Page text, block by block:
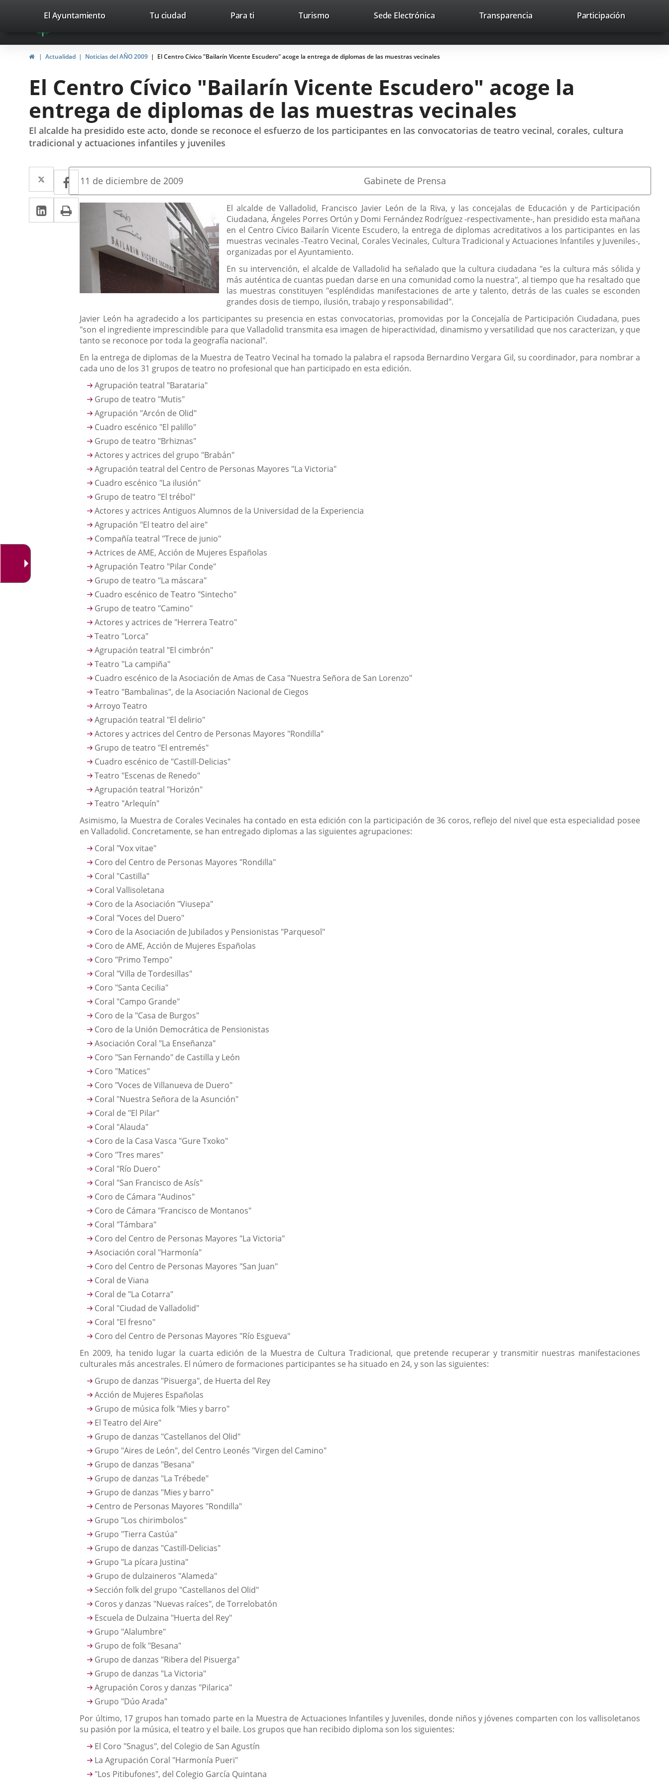
Portal
Web
del
Valladolid
avaTop Trabaja con nosotros Contacto avaHeaderSocial
Link
external
Link
external
Link
external
Search
valladolid.es
El Ayuntamiento Tu ciudad Para ti TurismoThis
open
in
up
Sede ElectrónicaLink
application.
Transparencia Participación
HomeActualidad Noticias del AÑO 2009 El Centro Cívico "Bailarín Vicente Escudero" acoge la entrega de diplomas de las muestras vecinales
El Centro Cívico "Bailarín Vicente Escudero" acoge la
entrega de diplomas de las muestras vecinales
El alcalde ha presidido este acto, donde se reconoce el esfuerzo de los participantes en las convocatorias de teatro vecinal, corales, cultura
tradicional y actuaciones infantiles y juveniles
Twitter
Enlace
a
una
aplicación
Facebook
Enlace
a
una
aplicación
externa.
Linkedin
Enlace
a
aplicación
Print
Fecha
la
11 de diciembre de 2009 Fuente
la
noticia
Gabinete de Prensa
Descripción
El alcalde de Valladolid, Francisco Javier León de la Riva, y las concejalas de Educación y de Participación
Ciudadana, Ángeles Porres Ortún y Domi Fernández Rodríguez -respectivamente-, han presidido esta mañana
en el Centro Cívico Bailarín Vicente Escudero, la entrega de diplomas acreditativos a los participantes en las
muestras vecinales -Teatro Vecinal, Corales Vecinales, Cultura Tradicional y Actuaciones Infantiles y Juveniles-,
organizadas por el Ayuntamiento.
En su intervención, el alcalde de Valladolid ha señalado que la cultura ciudadana "es la cultura más sólida y
más auténtica de cuantas puedan darse en una comunidad como la nuestra", al tiempo que ha resaltado que
las muestras constituyen "espléndidas manifestaciones de arte y talento, detrás de las cuales se esconden
grandes dosis de tiempo, ilusión, trabajo y responsabilidad".
Javier León ha agradecido a los participantes su presencia en estas convocatorias, promovidas por la Concejalía de Participación Ciudadana, pues
"son el ingrediente imprescindible para que Valladolid transmita esa imagen de hiperactividad, dinamismo y versatilidad que nos caracterizan, y que
tanto se reconoce por toda la geografía nacional".
En la entrega de diplomas de la Muestra de Teatro Vecinal ha tomado la palabra el rapsoda Bernardino Vergara Gil, su coordinador, para nombrar a
cada uno de los 31 grupos de teatro no profesional que han participado en esta edición.
Agrupación teatral "Barataria"
Grupo de teatro "Mutis"
Agrupación "Arcón de Olid"
Cuadro escénico "El palillo"
Grupo de teatro "Brhiznas"
Actores y actrices del grupo "Brabán"
Agrupación teatral del Centro de Personas Mayores "La Victoria"
Cuadro escénico "La ilusión"
Grupo de teatro "El trébol"
Actores y actrices Antiguos Alumnos de la Universidad de la Experiencia
Agrupación "El teatro del aire"
Compañía teatral "Trece de junio"
Actrices de AME, Acción de Mujeres Españolas
Agrupación Teatro "Pilar Conde"
Grupo de teatro "La máscara"
Cuadro escénico de Teatro "Sintecho"
Grupo de teatro "Camino"
Actores y actrices de "Herrera Teatro"
Teatro "Lorca"
Agrupación teatral "El cimbrón"
Teatro "La campiña"
Cuadro escénico de la Asociación de Amas de Casa "Nuestra Señora de San Lorenzo"
Teatro "Bambalinas", de la Asociación Nacional de Ciegos
Arroyo Teatro
Agrupación teatral "El delirio"
Actores y actrices del Centro de Personas Mayores "Rondilla"
Grupo de teatro "El entremés"
Cuadro escénico de "Castill-Delicias"
Teatro "Escenas de Renedo"
Agrupación teatral "Horizón"
Teatro "Arlequín"
Asimismo, la Muestra de Corales Vecinales ha contado en esta edición con la participación de 36 coros, reflejo del nivel que esta especialidad posee
en Valladolid. Concretamente, se han entregado diplomas a las siguientes agrupaciones:
Coral "Vox vitae"
Coro del Centro de Personas Mayores "Rondilla"
Coral "Castilla"
Coral Vallisoletana
Coro de la Asociación "Viusepa"
Coral "Voces del Duero"
Coro de la Asociación de Jubilados y Pensionistas "Parquesol"
Coro de AME, Acción de Mujeres Españolas
Coro "Primo Tempo"
Coral "Villa de Tordesillas"
Coro "Santa Cecilia"
Coral "Campo Grande"
Coro de la "Casa de Burgos"
Coro de la Unión Democrática de Pensionistas
Asociación Coral "La Enseñanza"
Coro "San Fernando" de Castilla y León
Coro "Matices"
Coro "Voces de Villanueva de Duero"
Coral "Nuestra Señora de la Asunción"
Coral de "El Pilar"
Coral "Alauda"
Coro de la Casa Vasca "Gure Txoko"
Coro "Tres mares"
Coral "Río Duero"
Coral "San Francisco de Asís"
Coro de Cámara "Audinos"
Coro de Cámara "Francisco de Montanos"
Coral "Támbara"
Coro del Centro de Personas Mayores "La Victoria"
Asociación coral "Harmonía"
Coro del Centro de Personas Mayores "San Juan"
Coral de Viana
Coral de "La Cotarra"
Coral "Ciudad de Valladolid"
Coral "El fresno"
Coro del Centro de Personas Mayores "Río Esgueva"
En 2009, ha tenido lugar la cuarta edición de la Muestra de Cultura Tradicional, que pretende recuperar y transmitir nuestras manifestaciones
culturales más ancestrales. El número de formaciones participantes se ha situado en 24, y son las siguientes:
Grupo de danzas "Pisuerga", de Huerta del Rey
Acción de Mujeres Españolas
Grupo de música folk "Mies y barro"
El Teatro del Aire"
Grupo de danzas "Castellanos del Olid"
Grupo "Aires de León", del Centro Leonés "Virgen del Camino"
Grupo de danzas "Besana"
Grupo de danzas "La Trébede"
Grupo de danzas "Mies y barro"
Centro de Personas Mayores "Rondilla"
Grupo "Los chirimbolos"
Grupo "Tierra Castúa"
Grupo de danzas "Castill-Delicias"
Grupo "La pícara Justina"
Grupo de dulzaineros "Alameda"
Sección folk del grupo "Castellanos del Olid"
Coros y danzas "Nuevas raíces", de Torrelobatón
Escuela de Dulzaina "Huerta del Rey"
Grupo "Alalumbre"
Grupo de folk "Besana"
Grupo de danzas "Ribera del Pisuerga"
Grupo de danzas "La Victoria"
Agrupación Coros y danzas "Pilarica"
Grupo "Dúo Arada"
Por último, 17 grupos han tomado parte en la Muestra de Actuaciones Infantiles y Juveniles, donde niños y jóvenes comparten con los vallisoletanos
su pasión por la música, el teatro y el baile. Los grupos que han recibido diploma son los siguientes:
El Coro "Snagus", del Colegio de San Agustín
La Agrupación Coral "Harmonía Pueri"
"Los Pitibufones", del Colegio García Quintana